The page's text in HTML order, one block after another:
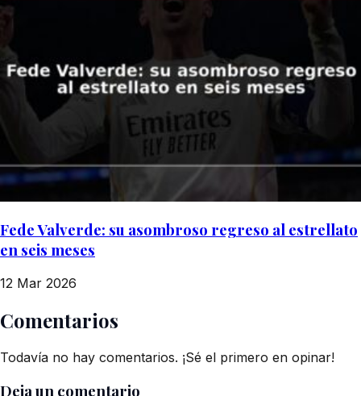
Fede Valverde: su asombroso regreso al estrellato
en seis meses
12 Mar 2026
Comentarios
Todavía no hay comentarios. ¡Sé el primero en opinar!
Deja un comentario